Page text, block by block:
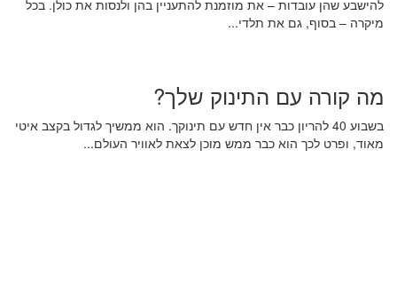
להישבע שהן עובדות – את מוזמנת להתעניין בהן ולנסות את כולן. בכל
מיקרה – בסוף, גם את תלדי...
מה קורה עם התינוק שלך?
בשבוע 40 להריון כבר אין חדש עם תינוקך. הוא ממשיך לגדול בקצב איטי
מאוד, ופרט לכך הוא כבר ממש מוכן לצאת לאוויר העולם...